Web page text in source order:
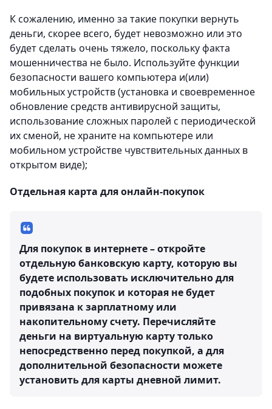
К сожалению, именно за такие покупки вернуть
деньги, скорее всего, будет невозможно или это
будет сделать очень тяжело, поскольку факта
мошенничества не было. Используйте функции
безопасности вашего компьютера и(или)
мобильных устройств (установка и своевременное
обновление средств антивирусной защиты,
использование сложных паролей с периодической
их сменой, не храните на компьютере или
мобильном устройстве чувствительных данных в
открытом виде);
Отдельная карта для онлайн-покупок
Для покупок в интернете – откройте
отдельную банковскую карту, которую вы
будете использовать исключительно для
подобных покупок и которая не будет
привязана к зарплатному или
накопительному счету. Перечисляйте
деньги на виртуальную карту только
непосредственно перед покупкой, а для
дополнительной безопасности можете
установить для карты дневной лимит.